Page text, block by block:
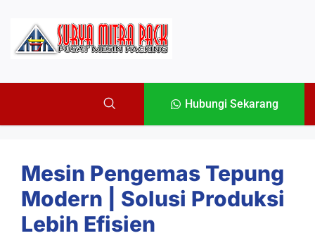
Hubungi Sekarang
Mesin Pengemas Tepung
Modern | Solusi Produksi
Lebih Efisien